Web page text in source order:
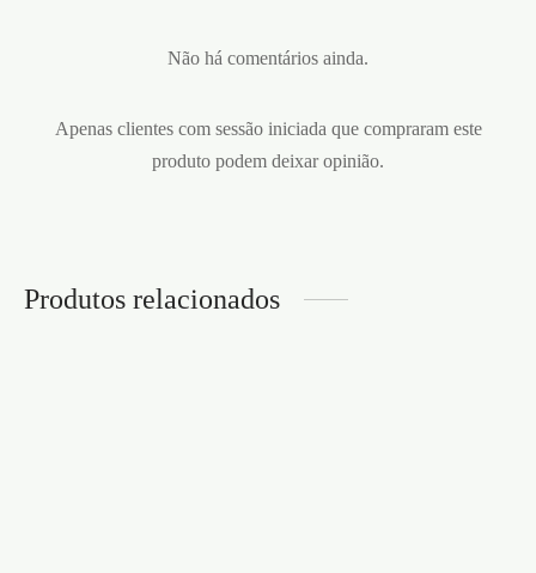
Não há comentários ainda.
Apenas clientes com sessão iniciada que compraram este
produto podem deixar opinião.
Produtos relacionados